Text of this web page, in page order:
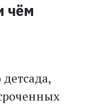
чём